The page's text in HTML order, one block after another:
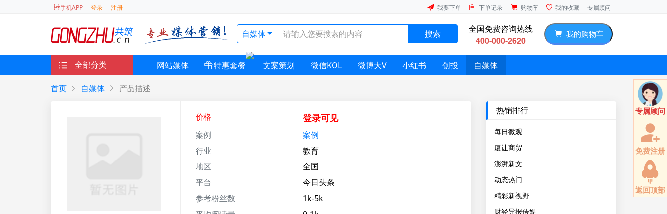
手机APP 登录 注册 我要下单 下单记录 购物车 我的收藏 专属顾问
自媒体 搜索 全国免费咨询热线
400-000-2620
我的购物车
全部分类 网站媒体 特惠套餐 文案策划 微信KOL 微博大V 小红书 创投 自媒体
首页 自媒体 产品描述
价格 登录可见
案例
案例
行业
教育
地区
全国
平台
今日头条
参考粉丝数
1k-5k
热销排行
每日微观
厦让商贸
澎湃新文
动态热门
精彩新视野
财经导报传媒
专属顾问
免费注册
返回顶部